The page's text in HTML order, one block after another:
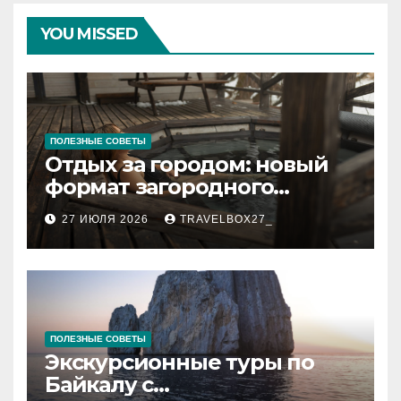
YOU MISSED
ПОЛЕЗНЫЕ СОВЕТЫ
Отдых за городом: новый
формат загородного
релакса
27 ИЮЛЯ 2026 TRAVELBOX27_
ПОЛЕЗНЫЕ СОВЕТЫ
Экскурсионные туры по
Байкалу с